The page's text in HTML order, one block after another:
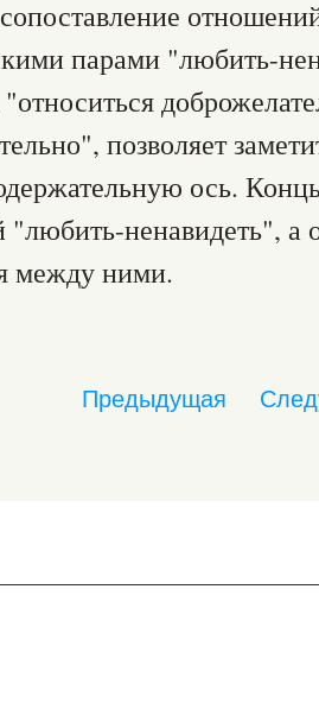
парами "любить-
позволяет
ось.
"любить-ненавидеть", а
между ними.
Предыдущая